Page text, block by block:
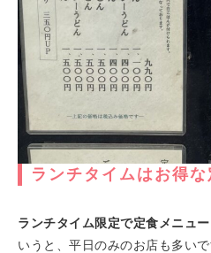
ランチタイムはお得な
ランチタイム限定で定食メニュー
いうと、平日のみのお店も多い